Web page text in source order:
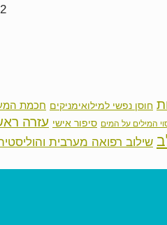
חוסן נפשי למילואימניקים חכמת
המילים על המים סיפור אישי עזרה
שילוב רפואה מערבית